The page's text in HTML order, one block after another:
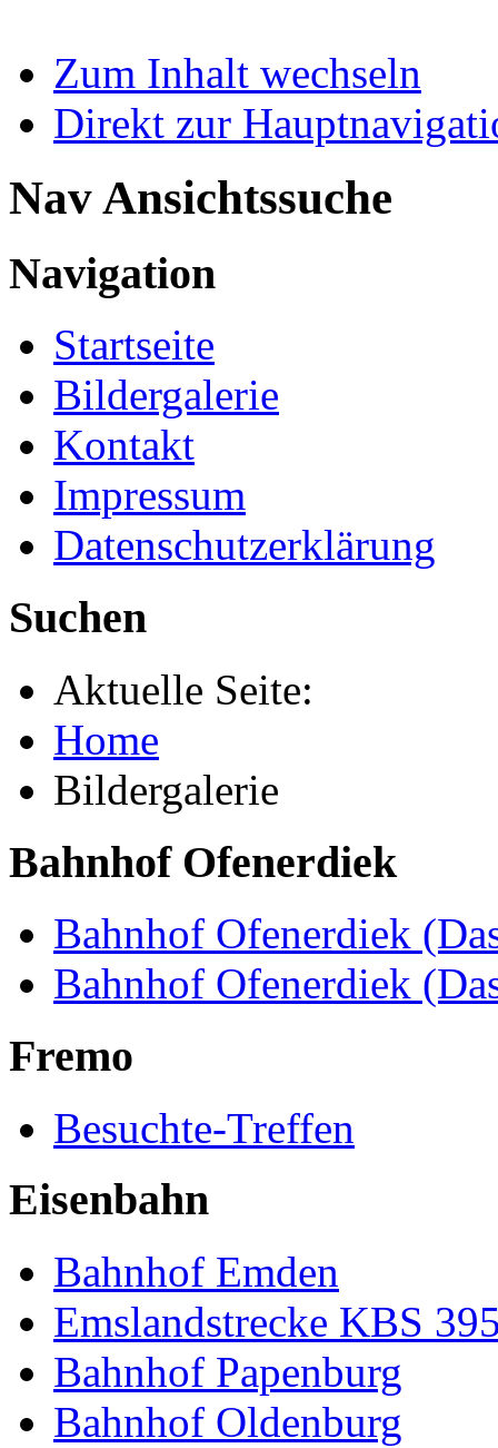
Zum Inhalt wechseln
Direkt zur
Nav Ansichtssuche
Navigation
Startseite
Bildergalerie
Kontakt
Impressum
Datenschutzerklärung
Suchen
Aktuelle Seite:
Home
Bildergalerie
Bahnhof Ofenerdiek
Bahnhof Ofenerdiek
Bahnhof Ofenerdiek
Fremo
Besuchte-Treffen
Eisenbahn
Bahnhof Emden
Emslandstrecke KBS
Bahnhof Papenburg
Bahnhof Oldenburg